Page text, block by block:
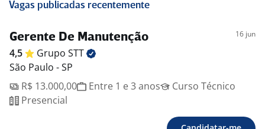
Vagas publicadas recentemente
Gerente De Manutenção 16 jun
4,5 Grupo STT
São Paulo - SP
R$ 13.000,00
Entre 1 e 3 anos
Curso Técnico
Presencial